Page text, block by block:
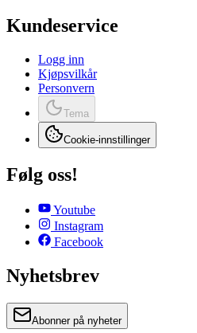
Kundeservice
Logg inn
Kjøpsvilkår
Personvern
Tema
Cookie-innstillinger
Følg oss!
Youtube
Instagram
Facebook
Nyhetsbrev
Abonner på nyheter